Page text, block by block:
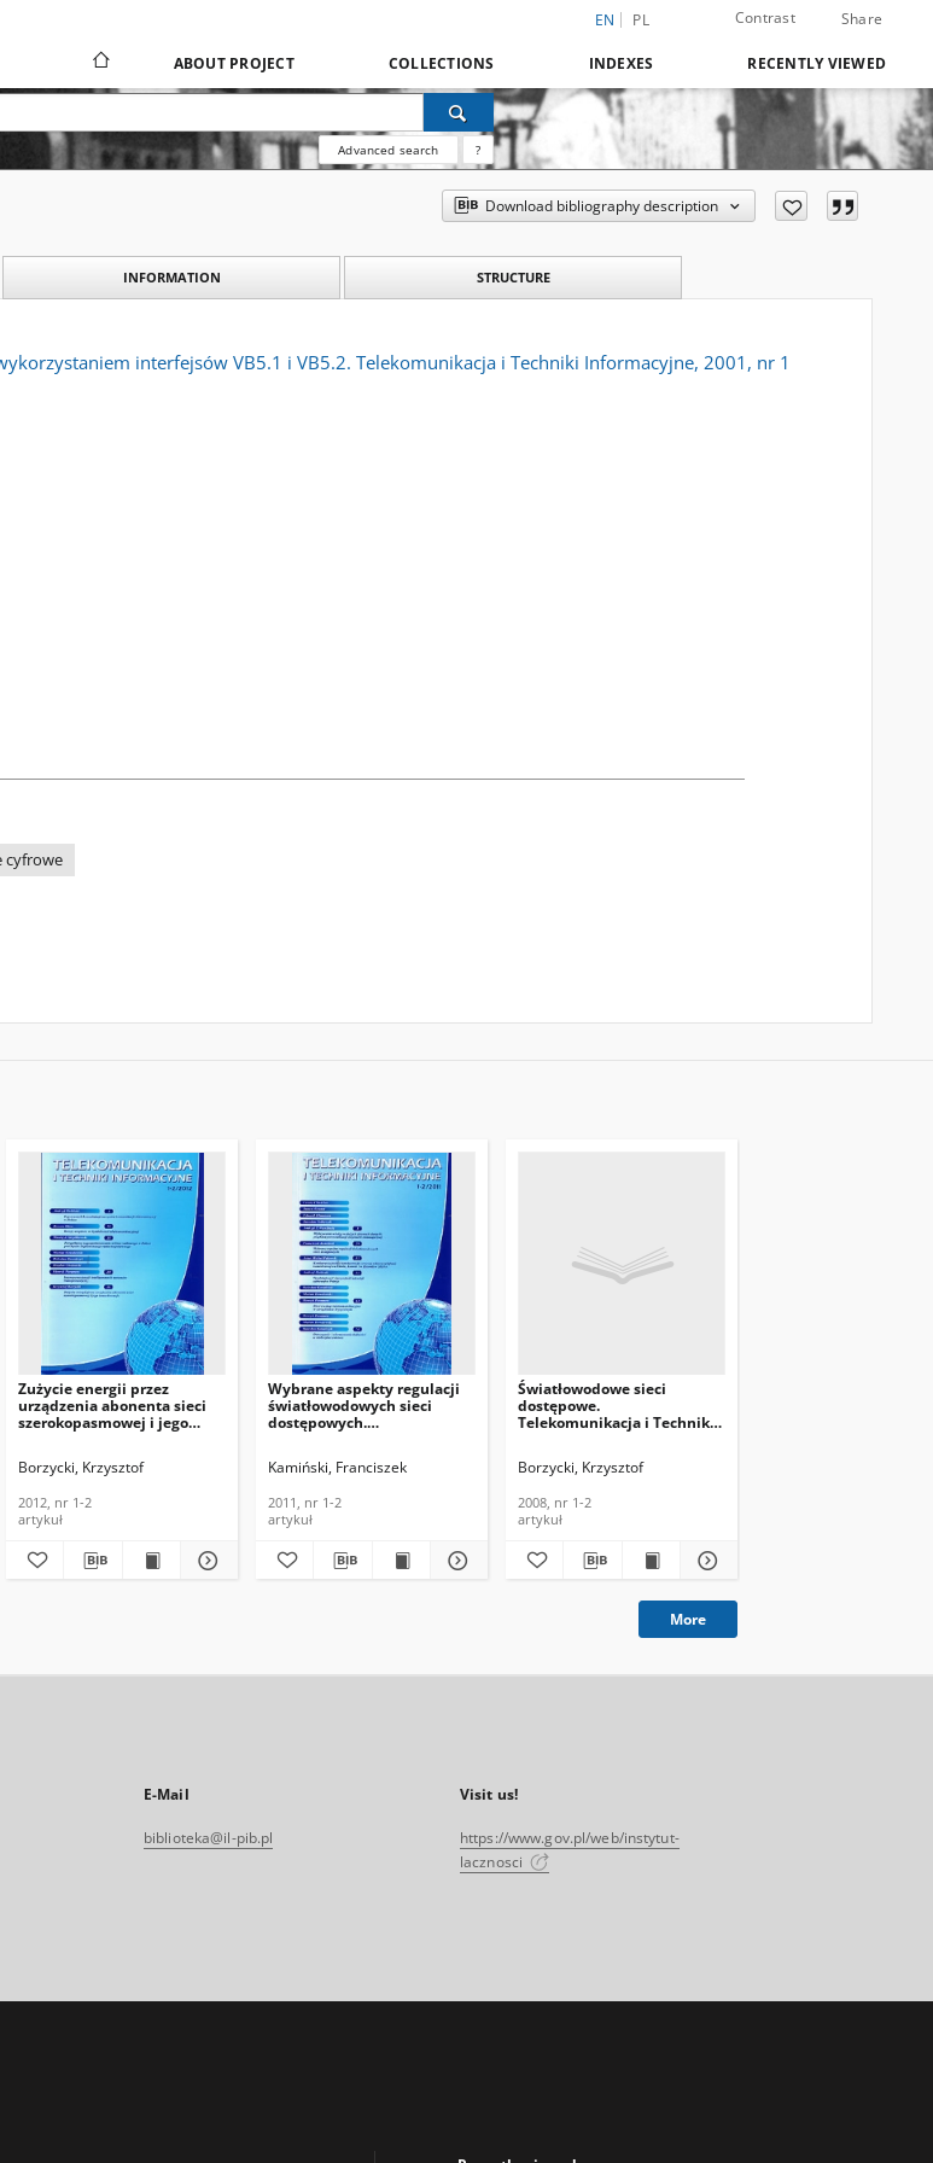
EN PL Contrast Share
ABOUT PROJECT COLLECTIONS INDEXES RECENTLY VIEWED
Advanced search ?
Download bibliography description
INFORMATION STRUCTURE
interfejsów VB5.1 i VB5.2. Telekomunikacja i Techniki Informacyjne, 2001, nr 1
cyfrowe
Zużycie energii przez
urządzenia abonenta sieci
szerokopasmowej i jego
Informacyjne, 2012, nr 1-2
Borzycki, Krzysztof
2012, nr 1-2
artykuł
Wybrane aspekty regulacji
światłowodowych sieci
dostępowych.
Kamiński, Franciszek
2011, nr 1-2
artykuł
Światłowodowe sieci
dostępowe.
Telekomunikacja i Techniki
Borzycki, Krzysztof
2008, nr 1-2
artykuł
More
E-Mail
biblioteka@il-pib.pl
Visit us!
https://www.gov.pl/web/instytut-
lacznosci